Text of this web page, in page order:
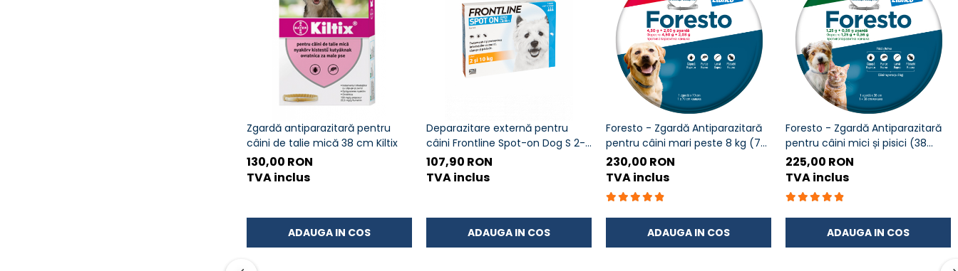
Zgardă antiparazitară pentru
câini de talie mică 38 cm Kiltix
130,00 RON
TVA inclus
ADAUGA IN COS
Deparazitare externă pentru
câini Frontline Spot-on Dog S 2-
10 kg - cutie cu 3 pipete
107,90 RON
TVA inclus
ADAUGA IN COS
Foresto - Zgardă Antiparazitară
pentru câini mari peste 8 kg (70
cm), până la 8 luni de protecție
împotriva purecilor și căpușelor
230,00 RON
TVA inclus
ADAUGA IN COS
Foresto - Zgardă Antiparazitară
pentru câini mici și pisici (38
cm)
225,00 RON
TVA inclus
ADAUGA IN COS